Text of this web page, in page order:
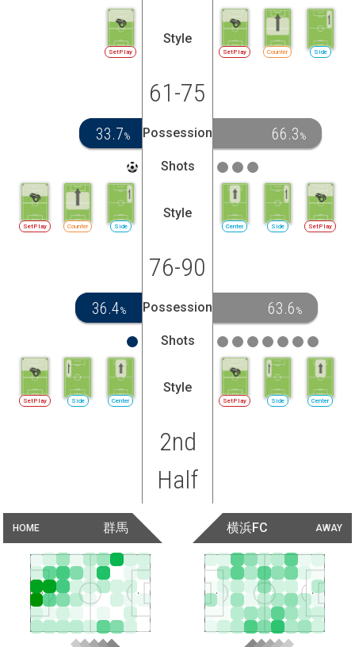
SetPlay
Style
SetPlay Counter Side
61-75
33.7% Possession 66.3 %
Shots
Side
Counter
SetPlay
Style
Center Side SetPlay
76-90
36.4% Possession 63.6 %
Shots
Center
Side
SetPlay
Style
SetPlay Side Center
2nd
Half
HOME 群馬 AWAY
横浜FC